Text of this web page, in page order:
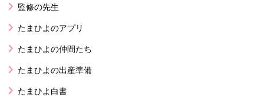
監修の先生
たまひよのアプリ
たまひよの仲間たち
たまひよの出産準備
たまひよ白書